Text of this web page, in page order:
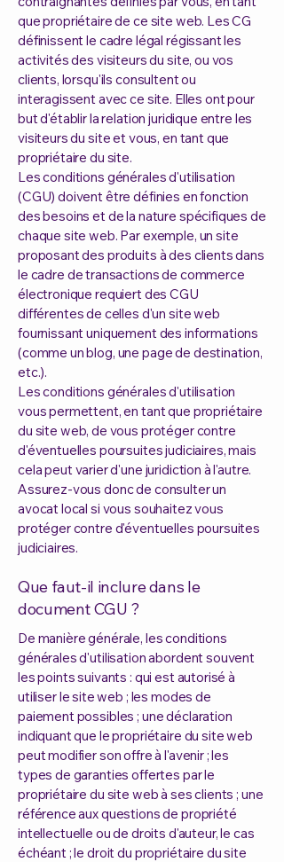
que propriétaire de ce site web. Les CG
définissent le cadre légal régissant les
activités des visiteurs du site, ou vos
clients, lorsqu'ils consultent ou
interagissent avec ce site. Elles ont pour
but d'établir la relation juridique entre les
visiteurs du site et vous, en tant que
propriétaire du site.
Les conditions générales d'utilisation
(CGU) doivent être définies en fonction
des besoins et de la nature spécifiques de
chaque site web. Par exemple, un site
proposant des produits à des clients dans
le cadre de transactions de commerce
électronique requiert des CGU
différentes de celles d'un site web
fournissant uniquement des informations
(comme un blog, une page de destination,
etc.).
Les conditions générales d'utilisation
vous permettent, en tant que propriétaire
du site web, de vous protéger contre
d'éventuelles poursuites judiciaires, mais
cela peut varier d'une juridiction à l'autre.
Assurez-vous donc de consulter un
avocat local si vous souhaitez vous
protéger contre d'éventuelles poursuites
judiciaires.
Que faut-il inclure dans le
document CGU ?
De manière générale, les conditions
générales d'utilisation abordent souvent
les points suivants : qui est autorisé à
utiliser le site web ; les modes de
paiement possibles ; une déclaration
indiquant que le propriétaire du site web
peut modifier son offre à l'avenir ; les
types de garanties offertes par le
propriétaire du site web à ses clients ; une
référence aux questions de propriété
intellectuelle ou de droits d'auteur, le cas
échéant ; le droit du propriétaire du site